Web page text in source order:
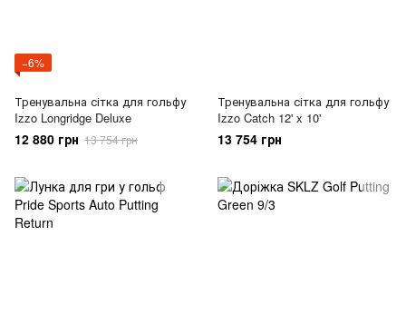
−6%
Тренувальна сітка для гольфу
Izzo Longridge Deluxe
12 880 грн 13 754 грн
Тренувальна сітка для гольфу
Izzo Catch 12' x 10'
13 754 грн